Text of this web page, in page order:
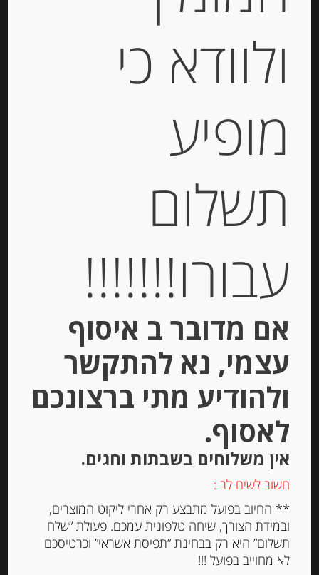
קונפיטורה דובדבנים צרפתית
Materne
29.00
יחידות
קונפיטורה אוכמניות בר
Agrimontana
ולוודא כי
מופיע
תשלום
עבורו!!!!!!!
אם מדובר ב איסוף
עצמי, נא להתקשר
ולהודיע מתי ברצונכם
לאסוף.
אין משלוחים בשבתות וחגים.
חשוב לשים לב :
** החיוב בפועל מתבצע רק אחרי ליקוט המוצרים,
ובמידת הצורך, שיחה טלפונית עמכם. פעולת “שלח
תשלום” היא רק בבחינת “תפיסת אשראי” וכרטיסכם
לא מחוייב בפועל !!!